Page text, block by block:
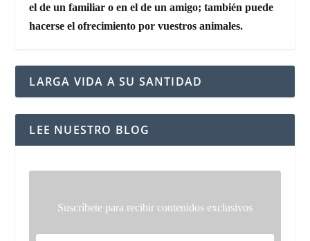
el de un familiar o en el de un amigo; también puede
hacerse el ofrecimiento por vuestros animales.
LARGA VIDA A SU SANTIDAD
LEE NUESTRO BLOG
Suscríbete para recibir contenidos exclusivos